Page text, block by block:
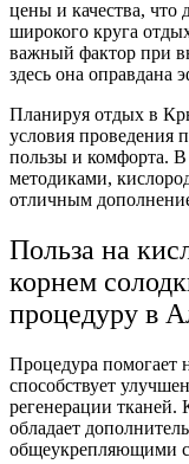
цены и качества, что
широкого круга
важный фактор при
здесь она оправдана
Планируя отдых в
условия проведения
пользы и комфорта.
методиками,
отличным
Польза на
корнем
процедуру в
Процедура помогает
способствует
регенерации тканей.
обладает
общеукрепляющими